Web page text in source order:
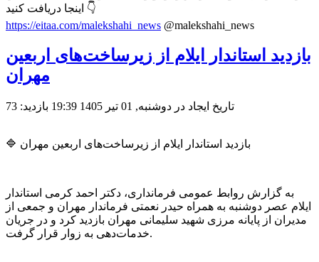
اینجا دریافت کنید 👇
https://eitaa.com/malekshahi_news @malekshahi_news
بازدید استاندار ایلام از زیرساخت‌های اربعین
مهران
تاریخ ایجاد در دوشنبه, 01 تیر 1405 19:39 بازدید: 73
🔷 بازدید استاندار ایلام از زیرساخت‌های اربعین مهران
به گزارش روابط عمومی فرمانداری، دکتر احمد کرمی استاندار
ایلام عصر دوشنبه به همراه حیدر نعمتی فرماندار مهران و جمعی از
مدیران از پایانه مرزی شهید سلیمانی مهران بازدید کرد و در جریان
خدمات‌دهی به زوار قرار گرفت.